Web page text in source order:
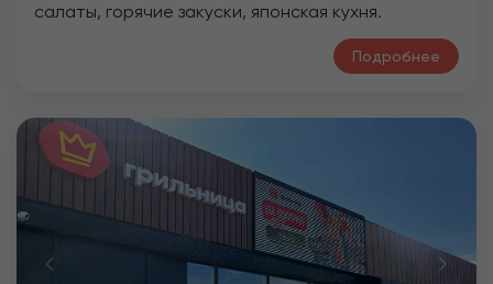
салаты, горячие закуски, японская кухня.
Подробнее
Previous